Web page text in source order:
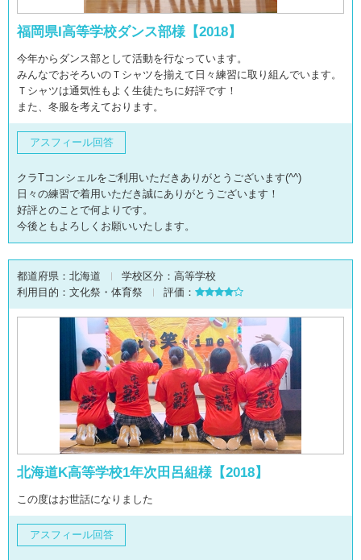
福岡県I高等学校ダンス部様【2018】
今年からダンス部として活動を行なっています。
みんなでおそろいのＴシャツを揃えて日々練習に取り組んでいます。
Ｔシャツは通気性もよく生徒たちに好評です！
また、冬服を考えております。
アスフィール回答
クラTコンシェルをご利用いただきありがとうございます(^^)
日々の練習で着用いただき誠にありがとうございます！
好評とのことで何よりです。
今後ともよろしくお願いいたします。
都道府県： 北海道 学校区分： 高等学校
利用目的： 文化祭・体育祭 評価：
北海道K高等学校1年次田呂組様【2018】
この度はお世話になりました
アスフィール回答